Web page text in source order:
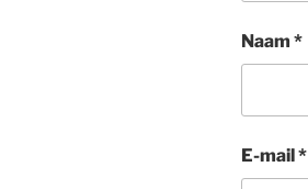
Naam *
E-mail *